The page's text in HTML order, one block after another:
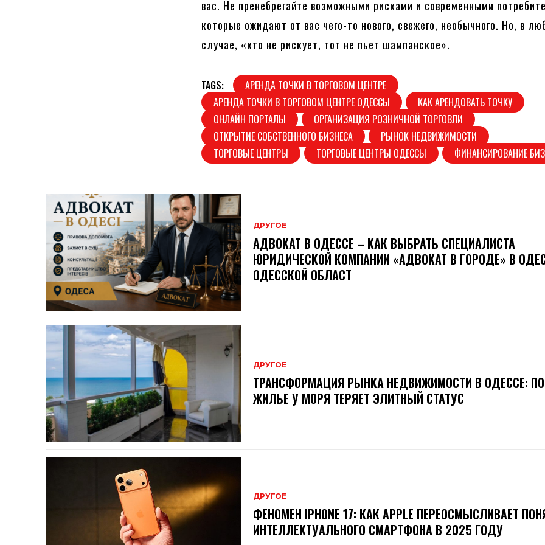
вас. Не пренебрегайте возможными рисками и современными
которые ожидают от вас чего-то нового, свежего, необычного. Но, в
случае, «кто не рискует, тот не пьет шампанское».
TAGS:
АРЕНДА ТОЧКИ В ТОРГОВОМ ЦЕНТРЕ
АРЕНДА ТОЧКИ В ТОРГОВОМ ЦЕНТРЕ ОДЕССЫ
КАК АРЕНДОВАТЬ ТОЧКУ
ОНЛАЙН ПОРТАЛЫ
ОРГАНИЗАЦИЯ РОЗНИЧНОЙ ТОРГОВЛИ
ОТКРЫТИЕ СОБСТВЕННОГО БИЗНЕСА
РЫНОК НЕДВИЖИМОСТИ
ТОРГОВЫЕ ЦЕНТРЫ
ТОРГОВЫЕ ЦЕНТРЫ ОДЕССЫ ФИНАНСИРОВАНИЕ
ДРУГОЕ
АДВОКАТ В ОДЕССЕ – КАК ВЫБРАТЬ СПЕЦИАЛИСТА
ЮРИДИЧЕСКОЙ КОМПАНИИ «АДВОКАТ В ГОРОДЕ» В
ОДЕССКОЙ ОБЛАСТ
ДРУГОЕ
ТРАНСФОРМАЦИЯ РЫНКА НЕДВИЖИМОСТИ В ОДЕССЕ:
ЖИЛЬЕ У МОРЯ ТЕРЯЕТ ЭЛИТНЫЙ СТАТУС
ДРУГОЕ
ФЕНОМЕН IPHONE 17: КАК APPLE ПЕРЕОСМЫСЛИВАЕТ
ИНТЕЛЛЕКТУАЛЬНОГО СМАРТФОНА В 2025 ГОДУ